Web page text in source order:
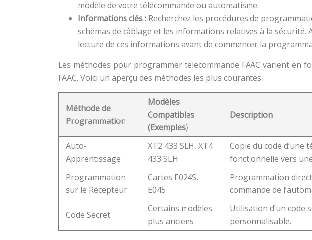
modèle de votre télécommande ou automatisme.
Informations clés : Recherchez les procédures de
schémas de câblage et les informations relatives à la
lecture de ces informations avant de commencer la
Les méthodes pour programmer telecommande FAAC varient en
FAAC. Voici un aperçu des méthodes les plus courantes :
Méthode de
Programmation
Modèles
Compatibles
(Exemples)
Description
Auto-
Apprentissage
XT2 433 SLH, XT4
433 SLH
Copie du code d’une
fonctionnelle vers
Programmation
sur le Récepteur
Cartes E024S,
E045
Programmation
commande de
Code Secret
Certains modèles
plus anciens
Utilisation d’un code
personnalisable.